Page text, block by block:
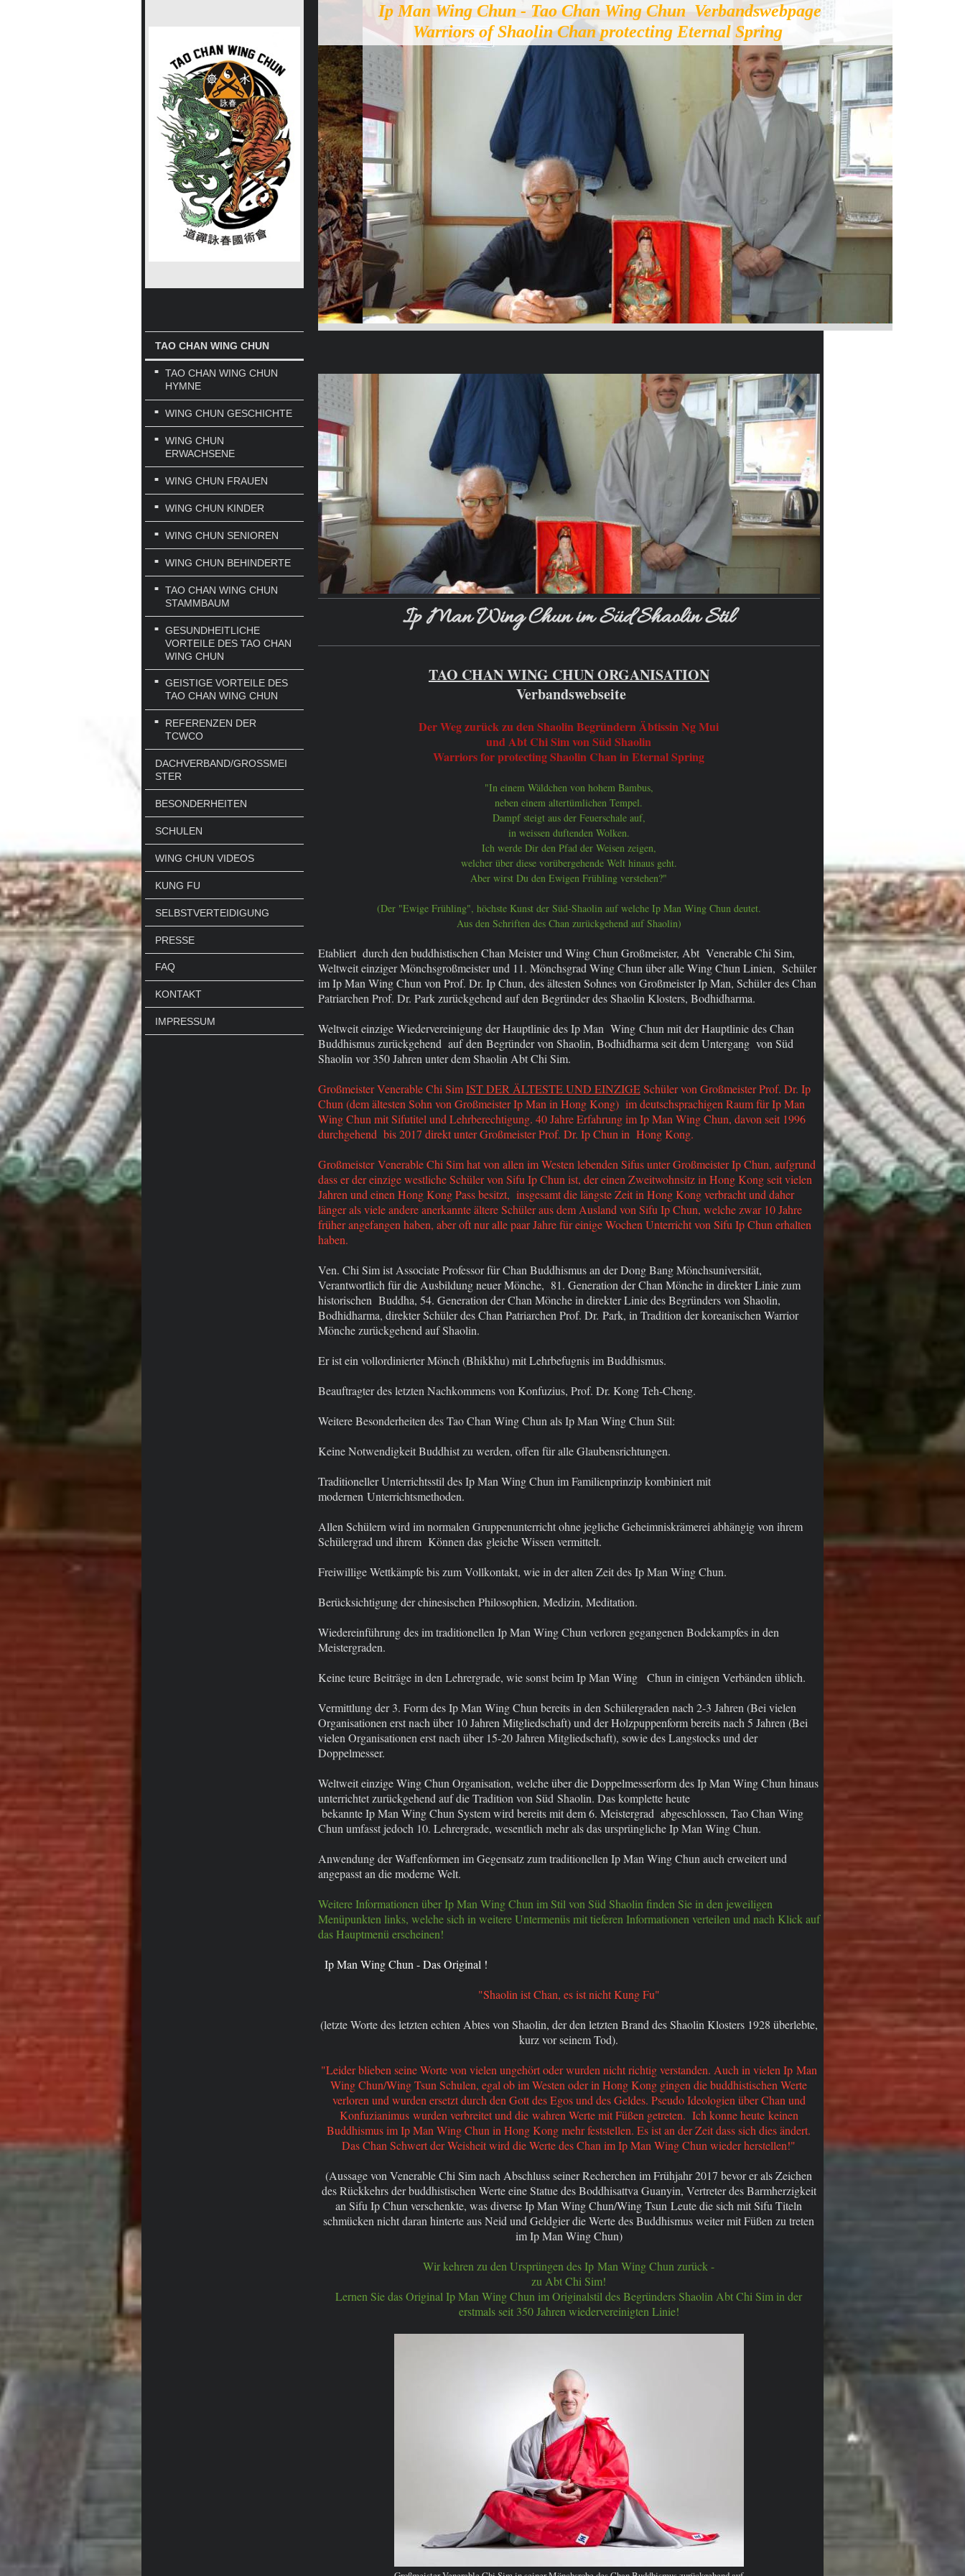
TAO CHAN WING CHUN
TAO CHAN WING CHUN
HYMNE
WING CHUN GESCHICHTE
WING CHUN
ERWACHSENE
WING CHUN FRAUEN
WING CHUN KINDER
WING CHUN SENIOREN
WING CHUN BEHINDERTE
TAO CHAN WING CHUN
STAMMBAUM
GESUNDHEITLICHE
VORTEILE DES TAO CHAN
WING CHUN
GEISTIGE VORTEILE DES
TAO CHAN WING CHUN
REFERENZEN DER
TCWCO
DACHVERBAND/GROSSMEIS
TER
BESONDERHEITEN
SCHULEN
WING CHUN VIDEOS
KUNG FU
SELBSTVERTEIDIGUNG
PRESSE
FAQ
KONTAKT
IMPRESSUM
Ip Man Wing Chun - Tao Chan Wing Chun Verbandswebpage
Warriors of Shaolin Chan protecting Eternal Spring
Ip Man Wing Chun im Süd Shaolin Stil
TAO CHAN WING CHUN ORGANISATION
Verbandswebseite
Der Weg zurück zu den Shaolin Begründern Äbtissin Ng Mui
und Abt Chi Sim von Süd Shaolin
Warriors for protecting Shaolin Chan in Eternal Spring
"In einem Wäldchen von hohem Bambus,
neben einem altertümlichen Tempel.
Dampf steigt aus der Feuerschale auf,
in weissen duftenden Wolken.
Ich werde Dir den Pfad der Weisen zeigen,
welcher über diese vorübergehende Welt hinaus geht.
Aber wirst Du den Ewigen Frühling verstehen?"
(Der "Ewige Frühling", höchste Kunst der Süd-Shaolin auf welche Ip Man Wing Chun deutet.
Aus den Schriften des Chan zurückgehend auf Shaolin)
Etabliert durch den buddhistischen Chan Meister und Wing Chun Großmeister, Abt Venerable Chi Sim,
Weltweit einziger Mönchsgroßmeister und 11. Mönchsgrad Wing Chun über alle Wing Chun Linien, Schüler
im Ip Man Wing Chun von Prof. Dr. Ip Chun, des ältesten Sohnes von Großmeister Ip Man, Schüler des Chan
Patriarchen Prof. Dr. Park zurückgehend auf den Begründer des Shaolin Klosters, Bodhidharma.
Weltweit einzige Wiedervereinigung der Hauptlinie des Ip Man Wing Chun mit der Hauptlinie des Chan
Buddhismus zurückgehend auf den Begründer von Shaolin, Bodhidharma seit dem Untergang von Süd
Shaolin vor 350 Jahren unter dem Shaolin Abt Chi Sim.
Großmeister Venerable Chi SimIST DER ÄLTESTE UND EINZIGESchüler von Großmeister Prof. Dr. Ip
Chun (dem ältesten Sohn von Großmeister Ip Man in Hong Kong) im deutschsprachigen Raum für Ip Man
Wing Chun mit Sifutitel und Lehrberechtigung. 40 Jahre Erfahrung im Ip Man Wing Chun, davon seit 1996
durchgehend bis 2017 direkt unter Großmeister Prof. Dr. Ip Chun in Hong Kong.
Großmeister Venerable Chi Sim hat von allen im Westenlebenden Sifus unter Großmeister Ip Chun, aufgrund
dass er der einzige westliche Schüler von Sifu Ip Chun ist, der einen Zweitwohnsitz in Hong Kong seit vielen
Jahren und einen Hong Kong Pass besitzt, insgesamt die längste Zeit in Hong Kong verbracht und daher
länger als viele andere anerkannte ältere Schüler aus dem Ausland von Sifu Ip Chun, welche zwar 10 Jahre
früher angefangen haben, aber oft nur alle paar Jahre für einige Wochen Unterricht von Sifu Ip Chun erhalten
haben.
Ven. Chi Sim ist Associate Professor für Chan Buddhismus an der Dong Bang Mönchsuniversität,
Verantwortlich für die Ausbildung neuer Mönche, 81. Generation der Chan Mönche in direkter Linie zum
historischen Buddha, 54. Generation der Chan Mönche in direkter Linie des Begründers von Shaolin,
Bodhidharma, direkter Schüler des Chan Patriarchen Prof. Dr. Park, in Tradition der koreanischen Warrior
Mönche zurückgehend auf Shaolin.
Er ist ein vollordinierter Mönch (Bhikkhu) mit Lehrbefugnis im Buddhismus.
Beauftragter des letzten Nachkommens von Konfuzius, Prof. Dr. Kong Teh-Cheng.
Weitere Besonderheiten des Tao Chan Wing Chun als Ip Man Wing Chun Stil:
Keine Notwendigkeit Buddhist zu werden, offen für alle Glaubensrichtungen.
Traditioneller Unterrichtsstil des Ip Man Wing Chun im Familienprinzip kombiniert mit
modernen Unterrichtsmethoden.
Allen Schülern wird im normalen Gruppenunterricht ohne jegliche Geheimniskrämerei abhängig von ihrem
Schülergrad und ihrem Können das gleiche Wissen vermittelt.
Freiwillige Wettkämpfe bis zum Vollkontakt, wie in der alten Zeit des Ip Man Wing Chun.
Berücksichtigung der chinesischen Philosophien, Medizin, Meditation.
Wiedereinführung des im traditionellen Ip Man Wing Chun verloren gegangenen Bodekampfes in den
Meistergraden.
Keine teure Beiträge in den Lehrergrade, wie sonst beim Ip Man Wing Chun in einigen Verbänden üblich.
Vermittlung der 3. Form des Ip Man Wing Chun bereits in den Schülergraden nach 2-3 Jahren (Bei vielen
Organisationen erst nach über 10 Jahren Mitgliedschaft) und der Holzpuppenform bereits nach 5 Jahren (Bei
vielen Organisationen erst nach über 15-20 Jahren Mitgliedschaft), sowie des Langstocks und der
Doppelmesser.
Weltweit einzige Wing Chun Organisation, welche über die Doppelmesserform des Ip Man Wing Chun hinaus
unterrichtet zurückgehend auf die Tradition von Süd Shaolin. Das komplette heute
bekannte Ip Man Wing Chun System wird bereits mit dem 6. Meistergrad abgeschlossen, Tao Chan Wing
Chun umfasst jedoch 10. Lehrergrade, wesentlich mehr als das ursprüngliche Ip Man Wing Chun.
Anwendung der Waffenformen im Gegensatz zum traditionellen Ip Man Wing Chun auch erweitert und
angepasst an die moderne Welt.
Weitere Informationen über Ip Man Wing Chun im Stil von Süd Shaolin finden Sie in den jeweiligen
Menüpunkten links, welche sich in weitere Untermenüs mit tieferen Informationen verteilen und nach Klick auf
das Hauptmenü erscheinen!
Ip Man Wing Chun - Das Original !
"Shaolin ist Chan, es ist nicht Kung Fu"
(letzte Worte des letzten echten Abtes von Shaolin, der den letzten Brand des Shaolin Klosters 1928 überlebte,
kurz vor seinem Tod).
"Leider blieben seine Worte von vielen ungehört oder wurden nicht richtig verstanden. Auch in vielen Ip Man
Wing Chun/Wing Tsun Schulen, egal ob im Westen oder in Hong Kong gingen die buddhistischen Werte
verloren und wurden ersetzt durch den Gott des Egos und des Geldes. Pseudo Ideologien über Chan und
Konfuzianimus wurden verbreitet und die wahren Werte mit Füßen getreten. Ich konne heute keinen
Buddhismus im Ip Man Wing Chun in Hong Kong mehr feststellen. Es ist an der Zeit dass sich dies ändert.
Das Chan Schwert der Weisheit wird die Werte des Chan im Ip Man Wing Chun wieder herstellen!"
(Aussage von Venerable Chi Sim nach Abschluss seiner Recherchen im Frühjahr 2017 bevor er als Zeichen
des Rückkehrs der buddhistischen Werte eine Statue des Boddhisattva Guanyin, Vertreter des Barmherzigkeit
an Sifu Ip Chun verschenkte, was diverse Ip Man Wing Chun/Wing Tsun Leute die sich mit Sifu Titeln
schmücken nicht daran hinterte aus Neid und Geldgier die Werte des Buddhismus weiter mit Füßen zu treten
im Ip Man Wing Chun)
Wir kehren zu den Ursprüngen des Ip Man Wing Chun zurück -
zu Abt Chi Sim!
Lernen Sie das Original Ip Man Wing Chun im Originalstil des Begründers Shaolin Abt Chi Sim in der
erstmals seit 350 Jahren wiedervereinigten Linie!